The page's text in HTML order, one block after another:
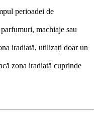
perioadei de
machiaje sau
iradiată, utilizați doar un
zona iradiată cuprinde